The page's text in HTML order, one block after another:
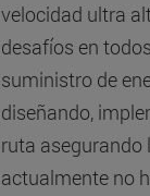
velocidad ultra
desafíos en
suministro de
diseñando,
ruta asegurando
actualmente no